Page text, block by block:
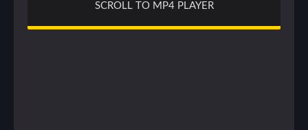
SCROLL TO MP4 PLAYER